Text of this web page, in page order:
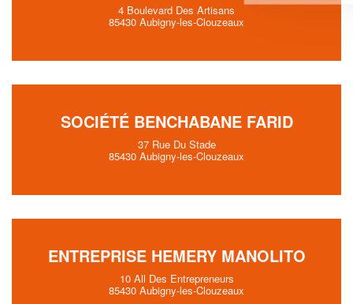
4 Boulevard Des Artisans
85430 Aubigny-les-Clouzeaux
SOCIÉTÉ BENCHABANE FARID
37 Rue Du Stade
85430 Aubigny-les-Clouzeaux
ENTREPRISE HEMERY MANOLITO
10 All Des Entrepreneurs
85430 Aubigny-les-Clouzeaux